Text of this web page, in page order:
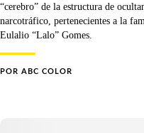
“cerebro” de la estructura de
narcotráfico, pertenecientes a la
Eulalio “Lalo” Gomes.
POR ABC COLOR